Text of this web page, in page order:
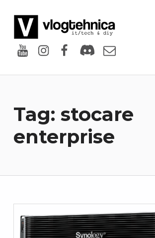
YoutubeInstagram
Facebook
DiscordEmail
Tag: stocare
enterprise